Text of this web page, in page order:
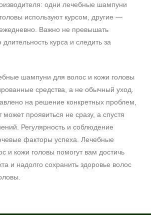
одни лечебные шампуни
используют курсом, другие —
Важно не превышать
курса и следить за
шампуни для волос и кожи головы
средства, а не обычный уход.
на решение конкретных проблем,
может проявиться не сразу, а спустя
Регулярность и соблюдение
факторы успеха. Лечебные
и кожи головы помогут вам достичь
и надолго сохранить здоровье волос